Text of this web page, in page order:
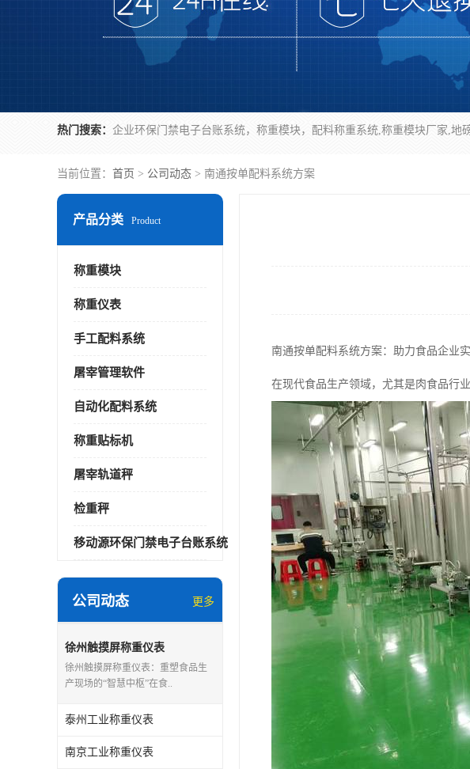
热门搜索：
当前位置： 首页 > 公司动态 > 南通按单配料系统方案
产品分类 Product
称重模块
称重仪表
手工配料系统
屠宰管理软件
自动化配料系统
称重贴标机
屠宰轨道秤
检重秤
移动源环保门禁电子台账系统
公司动态 更多
徐州触摸屏称重仪表
徐州触摸屏称重仪表：重塑食品生
产现场的“智慧中枢”在食..
泰州工业称重仪表
南京工业称重仪表
南通按单配料系统方案：助力食品企业
在现代食品生产领域，尤其是肉食品行